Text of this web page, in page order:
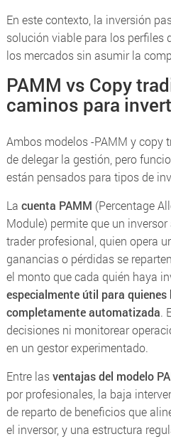
En este contexto, la inversión
solución viable para los perfiles
los mercados sin asumir la
PAMM vs Copy
caminos para
Ambos modelos -PAMM y copy
de delegar la gestión, pero
están pensados para tipos de
La cuenta PAMM (Percentage
Module) permite que un
trader profesional, quien opera
ganancias o pérdidas se
el monto que cada quién haya
especialmente útil para
completamente automatizada.
decisiones ni monitorear
en un gestor experimentado.
Entre lasventajas del modelo
por profesionales, la baja
de reparto de beneficios que
el inversor, y una estructura